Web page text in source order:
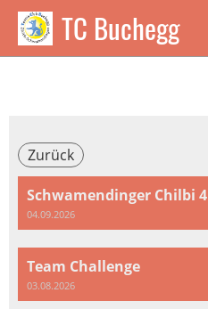
TC Buchegg
Zurück
Schwamendinger Chilbi
04.09.2026
Team Challenge
03.08.2026